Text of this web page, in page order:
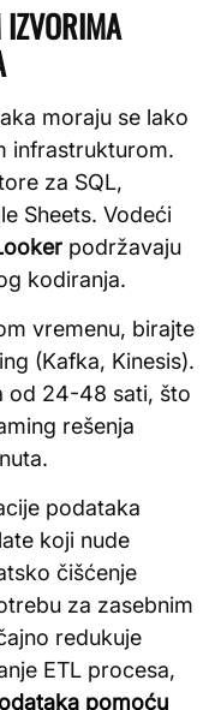
IZVORIMA
moraju se lako
infrastrukturom.
za SQL,
Sheets. Vodeći
podržavaju
kodiranja.
vremenu, birajte
(Kafka, Kinesis).
od 24-48 sati, što
rešenja
podataka
koji nude
čišćenje
za zasebnim
redukuje
ETL procesa,
pomoću